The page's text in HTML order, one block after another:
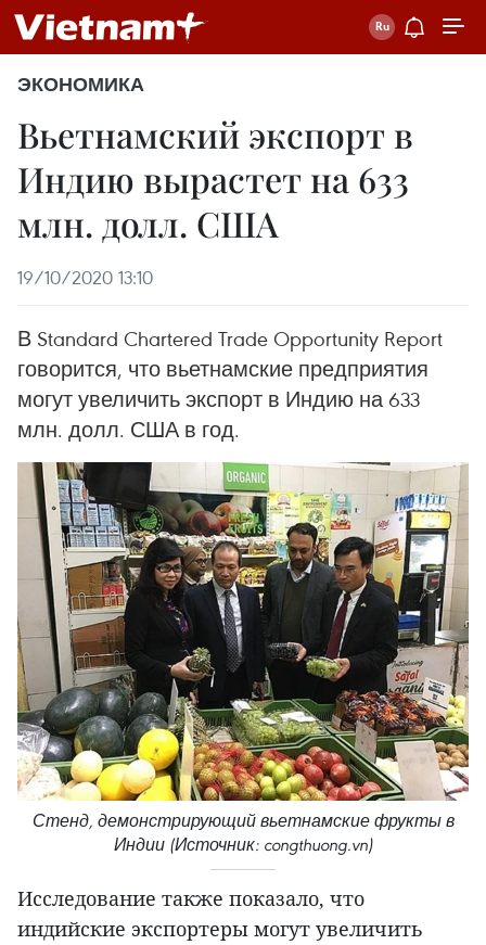
ЭКОНОМИКА
Вьетнамский экспорт в
Индию вырастет на 633
млн. долл. США
19/10/2020 13:10
В Standard Chartered Trade Opportunity Report
говорится, что вьетнамские предприятия
могут увеличить экспорт в Индию на 633
млн. долл. США в год.
Стенд, демонстрирующий вьетнамские фрукты в
Индии (Источник: congthuong.vn)
Исследование также показало, что
индийские экспортеры могут увеличить